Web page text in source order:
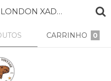
SAIA SCOTCH HOUSE LONDON XADREZ
CARRINHO 0